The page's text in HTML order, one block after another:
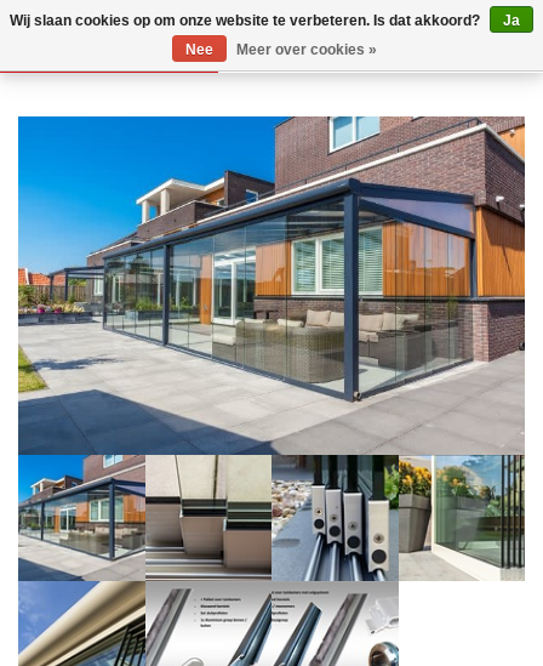
Wij slaan cookies op om onze website te verbeteren. Is dat akkoord?
Ja
Nee
Meer over cookies »